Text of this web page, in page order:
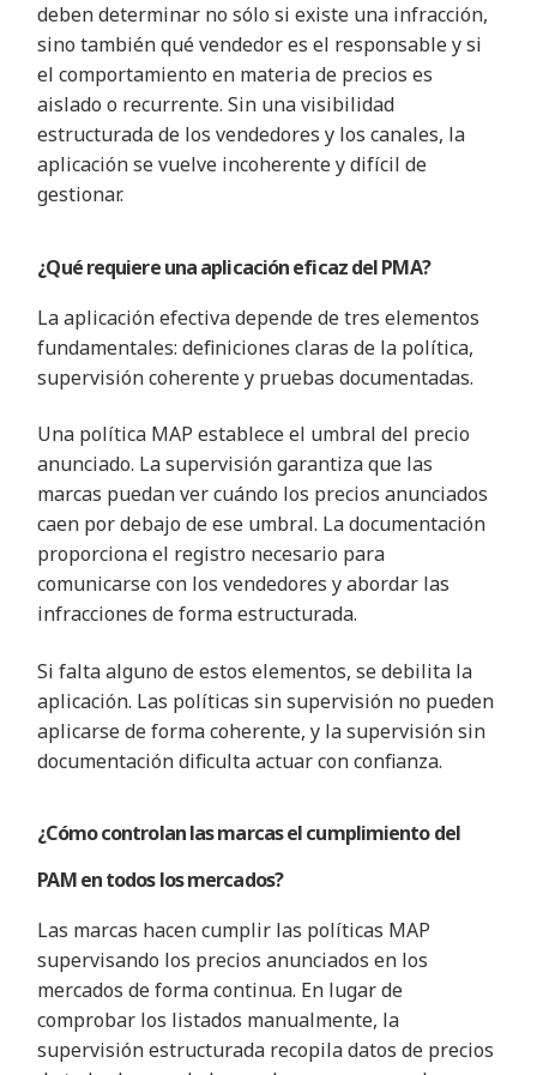
deben determinar no sólo si existe una infracción,
sino también qué vendedor es el responsable y si
el comportamiento en materia de precios es
aislado o recurrente. Sin una visibilidad
estructurada de los vendedores y los canales, la
aplicación se vuelve incoherente y difícil de
gestionar.
¿Qué requiere una aplicación eficaz del PMA?
La aplicación efectiva depende de tres elementos
fundamentales: definiciones claras de la política,
supervisión coherente y pruebas documentadas.
Una política MAP establece el umbral del precio
anunciado. La supervisión garantiza que las
marcas puedan ver cuándo los precios anunciados
caen por debajo de ese umbral. La documentación
proporciona el registro necesario para
comunicarse con los vendedores y abordar las
infracciones de forma estructurada.
Si falta alguno de estos elementos, se debilita la
aplicación. Las políticas sin supervisión no pueden
aplicarse de forma coherente, y la supervisión sin
documentación dificulta actuar con confianza.
¿Cómo controlan las marcas el cumplimiento del
PAM en todos los mercados?
Las marcas hacen cumplir las políticas MAP
supervisando los precios anunciados en los
mercados de forma continua. En lugar de
comprobar los listados manualmente, la
supervisión estructurada recopila datos de precios